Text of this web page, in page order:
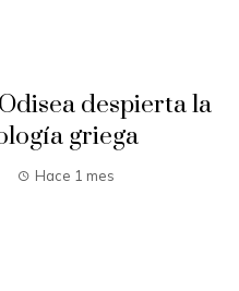
despierta la
griega
Hace 1 mes